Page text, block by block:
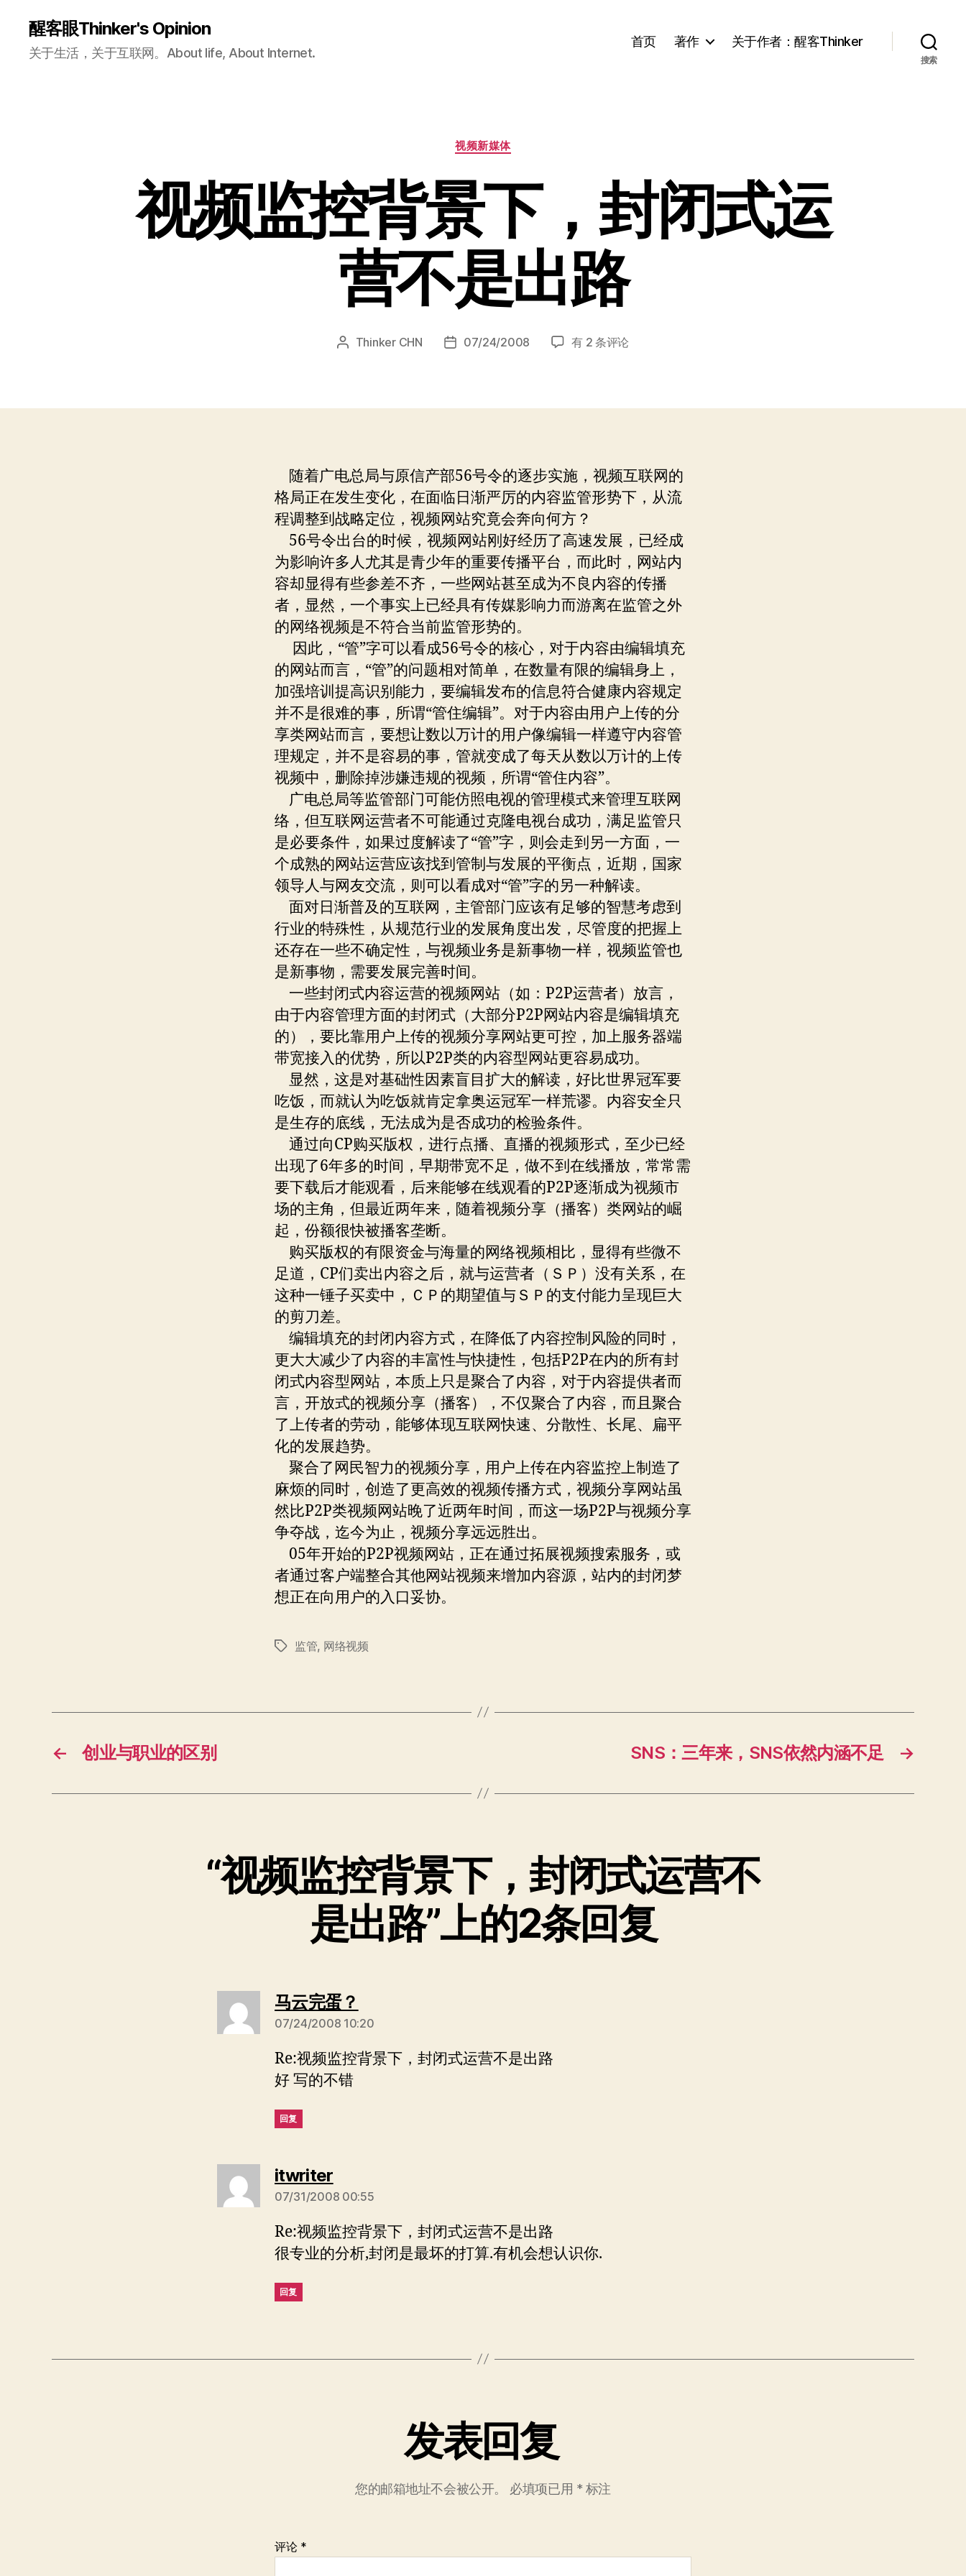
醒客眼Thinker's Opinion
关于生活，关于互联网。About life, About Internet.
首页 著作 关于作者：醒客Thinker
搜索
分
类
视频新媒体
视频监控背景下，封闭式运
营不是出路
文 Thinker CHN
发 07/24/2008
视
背
闭
式
运
营
不
是
出
路
有 2 条评论
随着广电总局与原信产部56号令的逐步实施，视频互联网的
格局正在发生变化，在面临日渐严厉的内容监管形势下，从流
程调整到战略定位，视频网站究竟会奔向何方？
56号令出台的时候，视频网站刚好经历了高速发展，已经成
为影响许多人尤其是青少年的重要传播平台，而此时，网站内
容却显得有些参差不齐，一些网站甚至成为不良内容的传播
者，显然，一个事实上已经具有传媒影响力而游离在监管之外
的网络视频是不符合当前监管形势的。
因此，“管”字可以看成56号令的核心，对于内容由编辑填充
的网站而言，“管”的问题相对简单，在数量有限的编辑身上，
加强培训提高识别能力，要编辑发布的信息符合健康内容规定
并不是很难的事，所谓“管住编辑”。对于内容由用户上传的分
享类网站而言，要想让数以万计的用户像编辑一样遵守内容管
理规定，并不是容易的事，管就变成了每天从数以万计的上传
视频中，删除掉涉嫌违规的视频，所谓“管住内容”。
广电总局等监管部门可能仿照电视的管理模式来管理互联网
络，但互联网运营者不可能通过克隆电视台成功，满足监管只
是必要条件，如果过度解读了“管”字，则会走到另一方面，一
个成熟的网站运营应该找到管制与发展的平衡点，近期，国家
领导人与网友交流，则可以看成对“管”字的另一种解读。
面对日渐普及的互联网，主管部门应该有足够的智慧考虑到
行业的特殊性，从规范行业的发展角度出发，尽管度的把握上
还存在一些不确定性，与视频业务是新事物一样，视频监管也
是新事物，需要发展完善时间。
一些封闭式内容运营的视频网站（如：P2P运营者）放言，
由于内容管理方面的封闭式（大部分P2P网站内容是编辑填充
的），要比靠用户上传的视频分享网站更可控，加上服务器端
带宽接入的优势，所以P2P类的内容型网站更容易成功。
显然，这是对基础性因素盲目扩大的解读，好比世界冠军要
吃饭，而就认为吃饭就肯定拿奥运冠军一样荒谬。内容安全只
是生存的底线，无法成为是否成功的检验条件。
通过向CP购买版权，进行点播、直播的视频形式，至少已经
出现了6年多的时间，早期带宽不足，做不到在线播放，常常需
要下载后才能观看，后来能够在线观看的P2P逐渐成为视频市
场的主角，但最近两年来，随着视频分享（播客）类网站的崛
起，份额很快被播客垄断。
购买版权的有限资金与海量的网络视频相比，显得有些微不
足道，CP们卖出内容之后，就与运营者（ＳＰ）没有关系，在
这种一锤子买卖中，ＣＰ的期望值与ＳＰ的支付能力呈现巨大
的剪刀差。
编辑填充的封闭内容方式，在降低了内容控制风险的同时，
更大大减少了内容的丰富性与快捷性，包括P2P在内的所有封
闭式内容型网站，本质上只是聚合了内容，对于内容提供者而
言，开放式的视频分享（播客），不仅聚合了内容，而且聚合
了上传者的劳动，能够体现互联网快速、分散性、长尾、扁平
化的发展趋势。
聚合了网民智力的视频分享，用户上传在内容监控上制造了
麻烦的同时，创造了更高效的视频传播方式，视频分享网站虽
然比P2P类视频网站晚了近两年时间，而这一场P2P与视频分享
争夺战，迄今为止，视频分享远远胜出。
05年开始的P2P视频网站，正在通过拓展视频搜索服务，或
者通过客户端整合其他网站视频来增加内容源，站内的封闭梦
想正在向用户的入口妥协。
标
监管, 网络视频
← 创业与职业的区别 →
SNS：三年来，SNS依然内涵不足
“视频监控背景下，封闭式运营不
是出路”上的2条回复
马云完蛋？
07/24/2008 10:20
Re:视频监控背景下，封闭式运营不是出路
好 写的不错
回复
itwriter说：
07/31/2008 00:55
Re:视频监控背景下，封闭式运营不是出路
很专业的分析,封闭是最坏的打算.有机会想认识你.
回复
发表回复
您的邮箱地址不会被公开。 必填项已用 * 标注
评论 *